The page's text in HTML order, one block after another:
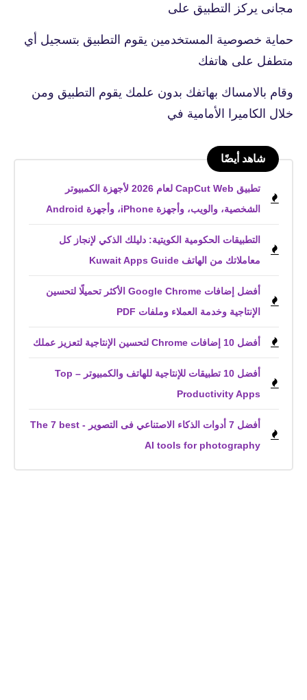
مجانى يركز التطبيق على
حماية خصوصية المستخدمين يقوم التطبيق بتسجيل أي
متطفل على هاتفك
وقام بالامساك بهاتفك بدون علمك يقوم التطبيق ومن
خلال الكاميرا الأمامية في
شاهد أيضًا
تطبيق CapCut Web لعام 2026 لأجهزة الكمبيوتر
الشخصية، والويب، وأجهزة iPhone، وأجهزة Android
التطبيقات الحكومية الكويتية: دليلك الذكي لإنجاز كل
معاملاتك من الهاتف Kuwait Apps Guide
أفضل إضافات Google Chrome الأكثر تحميلًا لتحسين
الإنتاجية وخدمة العملاء وملفات PDF
أفضل 10 إضافات Chrome لتحسين الإنتاجية لتعزيز عملك
أفضل 10 تطبيقات للإنتاجية للهاتف والكمبيوتر – Top
Productivity Apps
أفضل 7 أدوات الذكاء الاصتناعي فى التصوير - The 7 best
AI tools for photography